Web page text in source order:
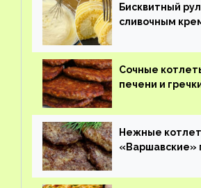
Бисквитный
сливочным
Сочные
печени и
Нежные
«Варшавские»